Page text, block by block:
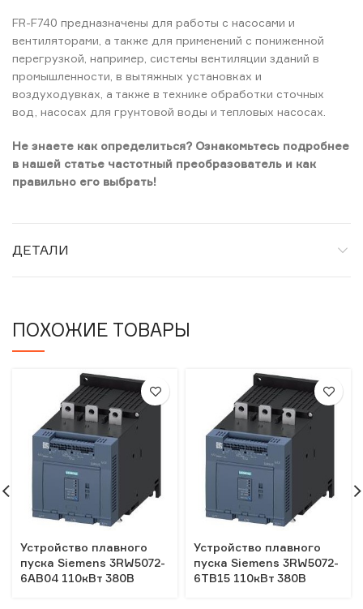
FR-F740 предназначены для работы с насосами и
вентиляторами, а также для применений с пониженной
перегрузкой, например, системы вентиляции зданий в
промышленности, в вытяжных установках и
воздуходувках, а также в технике обработки сточных
вод, насосах для грунтовой воды и тепловых насосах.
Не знаете как определиться? Ознакомьтесь подробнее
в нашей статье частотный преобразователь и как
правильно его выбрать!
ДЕТАЛИ
ПОХОЖИЕ ТОВАРЫ
Устройство плавного
пуска Siemens 3RW5072-
6AB04 110кВт 380В
Устройство плавного
пуска Siemens 3RW5072-
6TB15 110кВт 380В